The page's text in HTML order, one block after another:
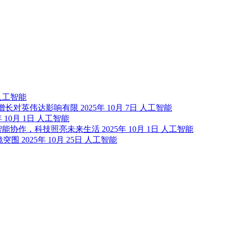
工智能
长对英伟达影响有限 2025年 10月 7日
人工智能
10月 1日
人工智能
协作，科技照亮未来生活 2025年 10月 1日
人工智能
突围 2025年 10月 25日 人工智能